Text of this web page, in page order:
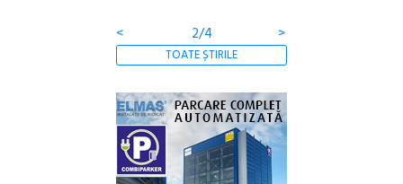
<
2/4 >
TOATE ȘTIRILE